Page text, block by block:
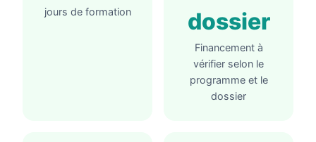
jours de formation
dossier
Financement à
vérifier selon le
programme et le
dossier